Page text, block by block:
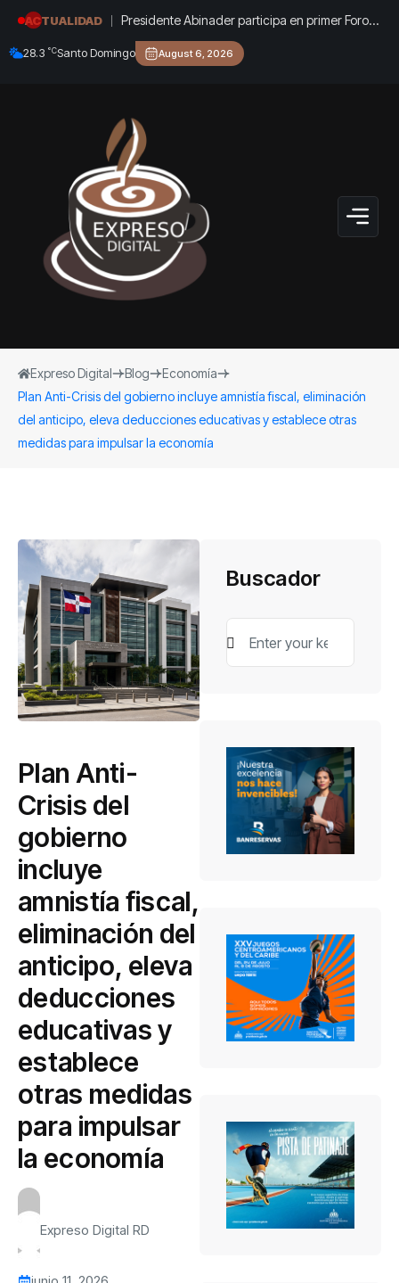
ACTUALIDAD
Presidente Abinader participa en primer Foro
Meta RD 2036 con miras a impulsar el
crecimiento económico
28.3 °CSanto Domingo August 6, 2026
Expreso Digital Blog
Economía
Plan Anti-Crisis del gobierno incluye amnistía fiscal, eliminación
del anticipo, eleva deducciones educativas y establece otras
medidas para impulsar la economía
Plan Anti-
Crisis del
gobierno
incluye
amnistía fiscal,
eliminación del
anticipo, eleva
deducciones
educativas y
establece
otras medidas
para impulsar
la economía
Expreso Digital RD
Buscador